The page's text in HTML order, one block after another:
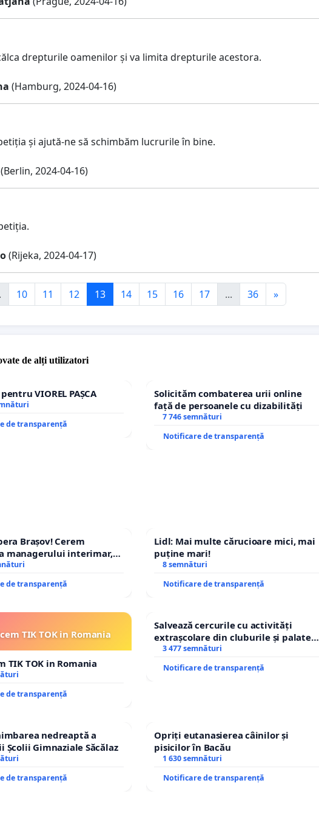
drepturile oamenilor și va limita drepturile acestora.
(Hamburg, 2024-04-16)
și ajută-ne să schimbăm lucrurile în bine.
(Berlin, 2024-04-16)
(Rijeka, 2024-04-17)
10 11 12 13 14 15 16 17 ... 36 »
de alți utilizatori
VIOREL PAȘCA
de transparență
Solicităm combaterea urii online
față de persoanele cu dizabilități
7 746 semnături
Notificare de transparență
Brașov! Cerem
managerului interimar,
Marius!
de transparență
Lidl: Mai multe cărucioare mici, mai
puține mari!
8 semnături
Notificare de transparență
TIK TOK in Romania
TIK TOK in Romania
de transparență
Salvează cercurile cu activități
extrașcolare din cluburile și palatele
copiilor
3 477 semnături
Notificare de transparență
nedreaptă a
Școlii Gimnaziale Săcălaz
de transparență
Opriți eutanasierea câinilor și
pisicilor în Bacău
1 630 semnături
Notificare de transparență